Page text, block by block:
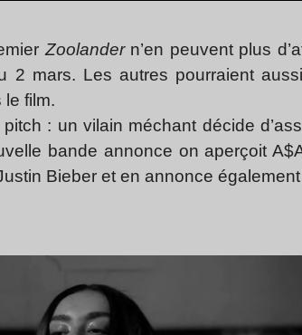
Zoolandern’en peuvent plus
2 mars. Les autres pourraient
film.
: un vilain méchant décide
bande annonce on aperçoit
Bieber et en annonce
Lire